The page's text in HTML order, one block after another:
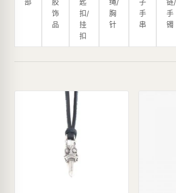
部
胶
饰
品
匙
扣/
挂
扣
绳/
胸
针
子
手
串
链/
手
镯